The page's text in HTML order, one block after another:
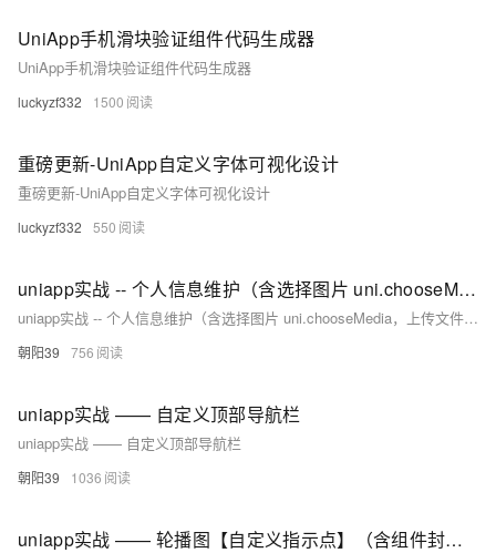
UniApp手机滑块验证组件代码生成器
UniApp手机滑块验证组件代码生成器
luckyzf332 1500
重磅更新-UniApp自定义字体可视化设计
重磅更新-UniApp自定义字体可视化设计
luckyzf332 550
uniapp实战 -- 个人信息维护（含选择图片 uni.chooseMedia，上传文件 uni.uploadFile，获取和更新表单数据）
uniapp实战 -- 个人信息维护（含选择图片 uni.chooseMedia，上传文件 uni.uploadFile，获取和更新表单数据）
朝阳39 756
uniapp实战 —— 自定义顶部导航栏
uniapp实战 —— 自定义顶部导航栏
朝阳39 1036
uniapp实战 —— 轮播图【自定义指示点】（含组件封装，自动注册全局组件，添加全局组件类型声明）